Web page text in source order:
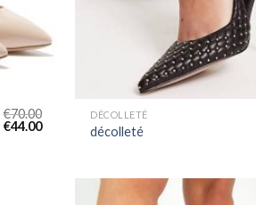
€70.00
€44.00
DÉCOLLETÉ
décolleté